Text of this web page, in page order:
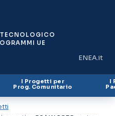
UE
ENEA.it
(si apre in
I Progetti per
Prog. Comunitario
I